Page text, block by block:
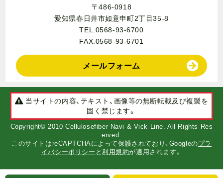
〒486-0918
愛知県春日井市如意申町2丁目35-8
TEL.0568-93-6700
FAX.0568-93-6701
メールフォーム
当サイトの内容、テキスト、画像等の無断転載及び複製を
固く禁じます。
Copyright© 2010 Cellulosefiber Navi & Vick Line. All Rights Res
erved.
このサイトはreCAPTCHAによって保護されており、Googleのプラ
イバシーポリシー と利用規約が適用されます。